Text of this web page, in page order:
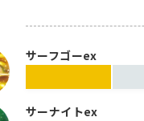
サーフゴーex
サーナイトex